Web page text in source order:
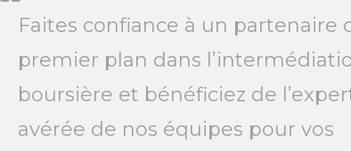
Faites confiance à un partenaire
premier plan dans
boursière et bénéficiez de
avérée de nos équipes pour vos